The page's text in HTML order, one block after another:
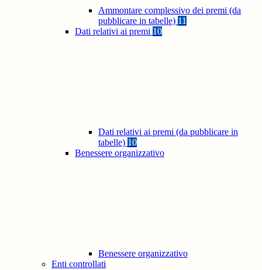
Ammontare complessivo dei premi (da
pubblicare in tabelle) 11
Dati relativi ai premi 10
Dati relativi ai premi (da pubblicare in
tabelle) 10
Benessere organizzativo
Benessere organizzativo
Enti controllati